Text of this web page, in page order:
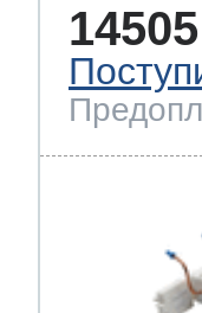
14505